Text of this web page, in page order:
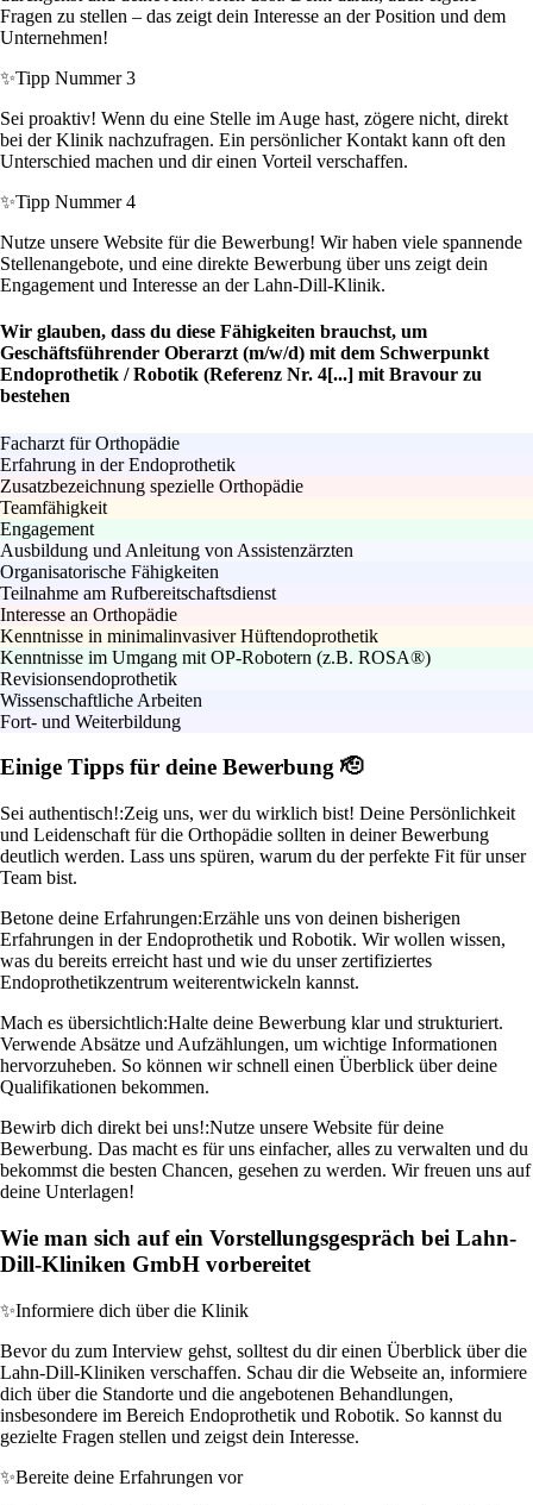
Fragen zu stellen – das zeigt dein Interesse an der Position und dem
Unternehmen!
✨Tipp Nummer 3
Sei proaktiv! Wenn du eine Stelle im Auge hast, zögere nicht, direkt
bei der Klinik nachzufragen. Ein persönlicher Kontakt kann oft den
Unterschied machen und dir einen Vorteil verschaffen.
✨Tipp Nummer 4
Nutze unsere Website für die Bewerbung! Wir haben viele spannende
Stellenangebote, und eine direkte Bewerbung über uns zeigt dein
Engagement und Interesse an der Lahn-Dill-Klinik.
Wir glauben, dass du diese Fähigkeiten brauchst, um
Geschäftsführender Oberarzt (m/w/d) mit dem Schwerpunkt
Endoprothetik / Robotik (Referenz Nr. 4[...] mit Bravour zu
bestehen
Facharzt für Orthopädie
Erfahrung in der Endoprothetik
Zusatzbezeichnung spezielle Orthopädie
Teamfähigkeit
Engagement
Ausbildung und Anleitung von Assistenzärzten
Organisatorische Fähigkeiten
Teilnahme am Rufbereitschaftsdienst
Interesse an Orthopädie
Kenntnisse in minimalinvasiver Hüftendoprothetik
Kenntnisse im Umgang mit OP-Robotern (z.B. ROSA®)
Revisionsendoprothetik
Wissenschaftliche Arbeiten
Fort- und Weiterbildung
Einige Tipps für deine Bewerbung 🫡
Sei authentisch!:Zeig uns, wer du wirklich bist! Deine Persönlichkeit
und Leidenschaft für die Orthopädie sollten in deiner Bewerbung
deutlich werden. Lass uns spüren, warum du der perfekte Fit für unser
Team bist.
Betone deine Erfahrungen:Erzähle uns von deinen bisherigen
Erfahrungen in der Endoprothetik und Robotik. Wir wollen wissen,
was du bereits erreicht hast und wie du unser zertifiziertes
Endoprothetikzentrum weiterentwickeln kannst.
Mach es übersichtlich:Halte deine Bewerbung klar und strukturiert.
Verwende Absätze und Aufzählungen, um wichtige Informationen
hervorzuheben. So können wir schnell einen Überblick über deine
Qualifikationen bekommen.
Bewirb dich direkt bei uns!:Nutze unsere Website für deine
Bewerbung. Das macht es für uns einfacher, alles zu verwalten und du
bekommst die besten Chancen, gesehen zu werden. Wir freuen uns auf
deine Unterlagen!
Wie man sich auf ein Vorstellungsgespräch bei Lahn-
Dill-Kliniken GmbH vorbereitet
✨Informiere dich über die Klinik
Bevor du zum Interview gehst, solltest du dir einen Überblick über die
Lahn-Dill-Kliniken verschaffen. Schau dir die Webseite an, informiere
dich über die Standorte und die angebotenen Behandlungen,
insbesondere im Bereich Endoprothetik und Robotik. So kannst du
gezielte Fragen stellen und zeigst dein Interesse.
✨Bereite deine Erfahrungen vor